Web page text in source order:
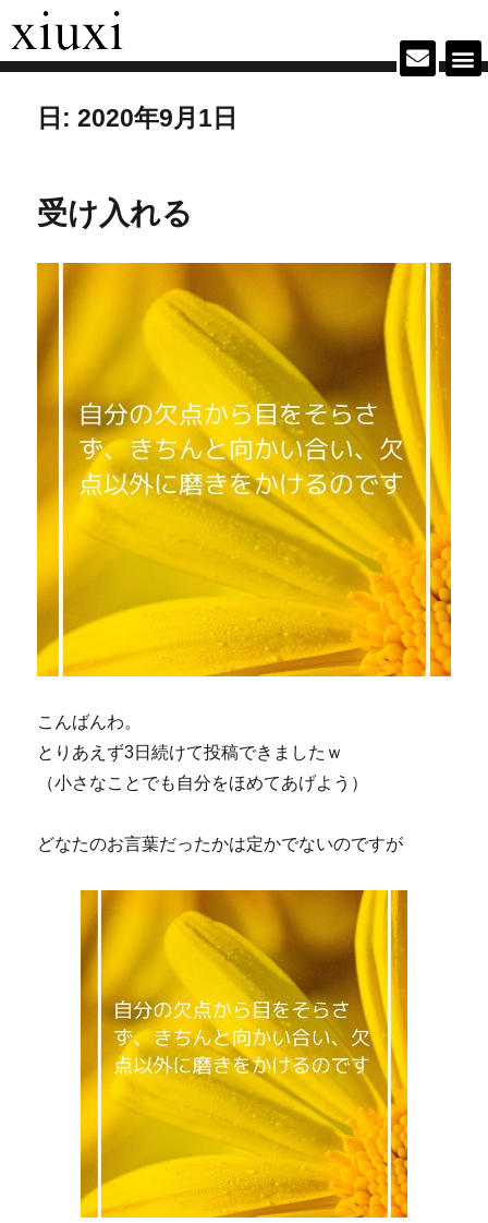
日:2020年9月1日
受け入れる
こんばんわ。
とりあえず3日続けて投稿できましたｗ
（小さなことでも自分をほめてあげよう）
どなたのお言葉だったかは定かでないのですが